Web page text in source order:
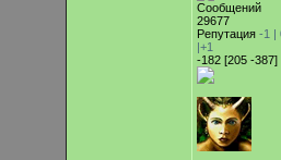
Сообщений
29677
Репутация -1 |
|+1
-182 [205 -387]